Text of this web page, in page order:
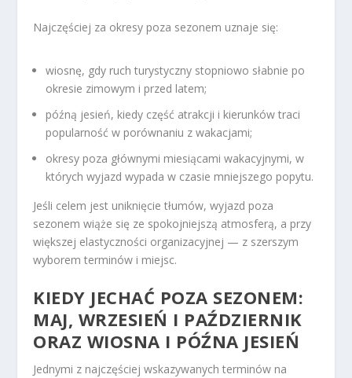
Najczęściej za okresy poza sezonem uznaje się:
wiosnę, gdy ruch turystyczny stopniowo słabnie po
okresie zimowym i przed latem;
późną jesień, kiedy część atrakcji i kierunków traci
popularność w porównaniu z wakacjami;
okresy poza głównymi miesiącami wakacyjnymi, w
których wyjazd wypada w czasie mniejszego popytu.
Jeśli celem jest uniknięcie tłumów, wyjazd poza
sezonem wiąże się ze spokojniejszą atmosferą, a przy
większej elastyczności organizacyjnej — z szerszym
wyborem terminów i miejsc.
KIEDY JECHAĆ POZA SEZONEM:
MAJ, WRZESIEŃ I PAŹDZIERNIK
ORAZ WIOSNA I PÓŹNA JESIEŃ
Jednymi z najczęściej wskazywanych terminów na